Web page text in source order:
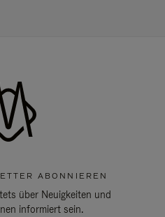
ABONNIEREN
über Neuigkeiten und
informiert sein.